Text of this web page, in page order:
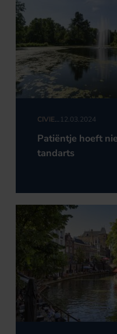
CIVIEL
RECHT
12.03.2024
Patiëntje hoeft
tandarts